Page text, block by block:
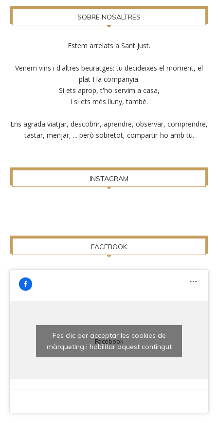
SOBRE NOSALTRES
Estem arrelats a Sant Just.
Venem vins i d'altres beuratges: tu decideixes el moment, el
plat I la companyia.
Si ets aprop, t'ho servim a casa,
i si ets més lluny, també.
Ens agrada viatjar, descobrir, aprendre, observar, comprendre,
tastar, menjar, ... però sobretot, compartir-ho amb tu.
INSTAGRAM
FACEBOOK
Facebook
Fes clic per acceptar les cookies de
màrqueting i habilitar aquest contingut